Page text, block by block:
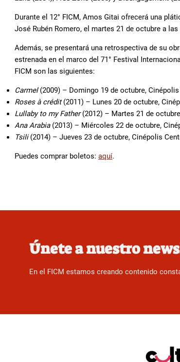
Durante el 12° FICM, Amos Gitai ofrecerá una
José Rubén Romero, el martes 21 de octubre a las
Además, se presentará una retrospectiva de su
estrenada en el marco del 71° Festival
FICM son las siguientes:
Carmel(2009) – Domingo 19 de octubre, Cinépolis
Roses à crédit(2011) – Lunes 20 de octubre,
Lullaby to my Father(2012) – Martes 21 de
Ana Arabia(2013) – Miércoles 22 de octubre,
Tsili(2014) – Jueves 23 de octubre, Cinépolis
Puedes comprar boletos: aquí.
Únete a nuestro
En el FICM estamos creando contenido